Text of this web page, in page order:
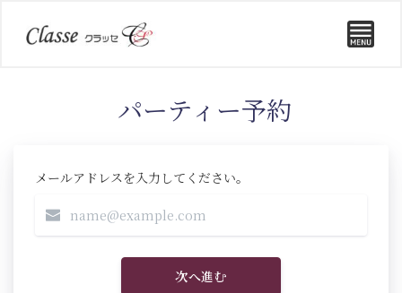
パーティー予約
メールアドレスを入力してください。
次へ進む